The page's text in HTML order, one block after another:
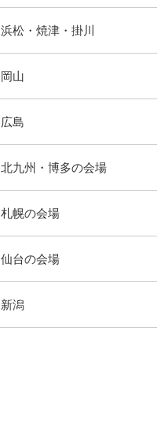
浜松・焼津・掛川
岡山
広島
北九州・博多の会場
札幌の会場
仙台の会場
新潟